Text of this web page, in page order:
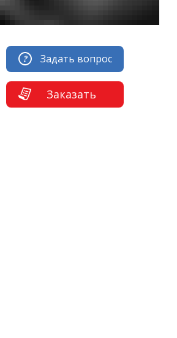
Задать вопрос
Заказать